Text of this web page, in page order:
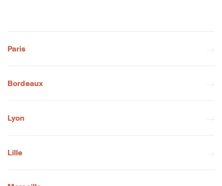
Paris
Bordeaux
Lyon
Lille